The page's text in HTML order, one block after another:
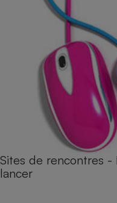
Sites de rencontres -
lancer